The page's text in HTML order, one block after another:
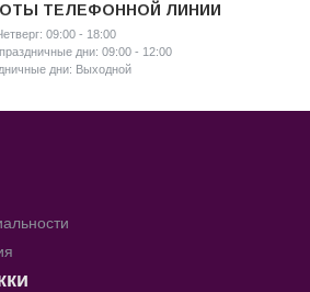
ТЕЛЕФОННОЙ ЛИНИИ
09:00 - 18:00
дни: 09:00 - 12:00
дни: Выходной